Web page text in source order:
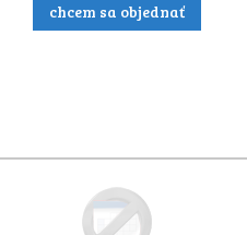
-
chcem sa objednať